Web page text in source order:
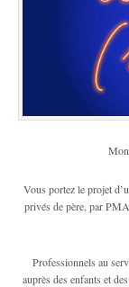
Vous portez le projet
privés de père, par
Professionnels au
auprès des enfants et